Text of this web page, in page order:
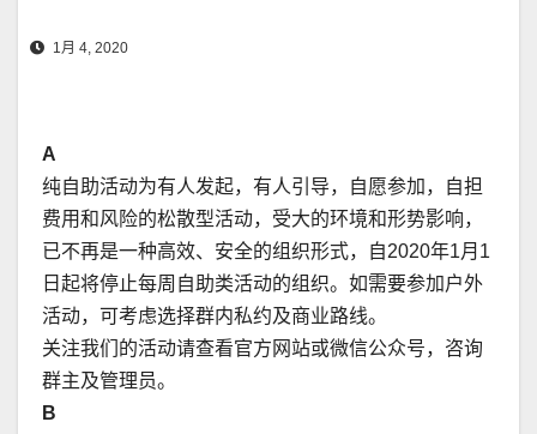
1月 4, 2020
A
纯自助活动为有人发起，有人引导，自愿参加，自担
费用和风险的松散型活动，受大的环境和形势影响，
已不再是一种高效、安全的组织形式，自2020年1月1
日起将停止每周自助类活动的组织。如需要参加户外
活动，可考虑选择群内私约及商业路线。
关注我们的活动请查看官方网站或微信公众号，咨询
群主及管理员。
B